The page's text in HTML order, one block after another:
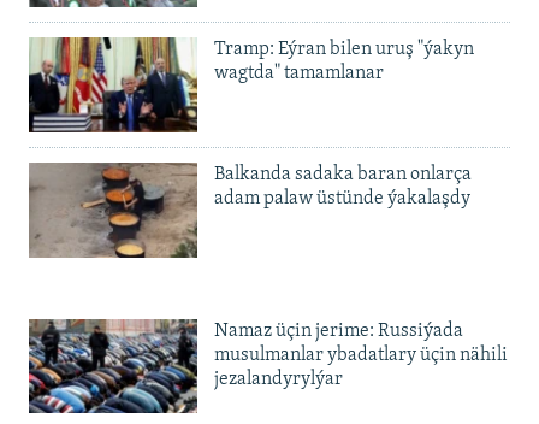
Tramp: Eýran bilen uruş "ýakyn
wagtda" tamamlanar
Balkanda sadaka baran onlarça
adam palaw üstünde ýakalaşdy
Namaz üçin jerime: Russiýada
musulmanlar ybadatlary üçin nähili
jezalandyrylýar